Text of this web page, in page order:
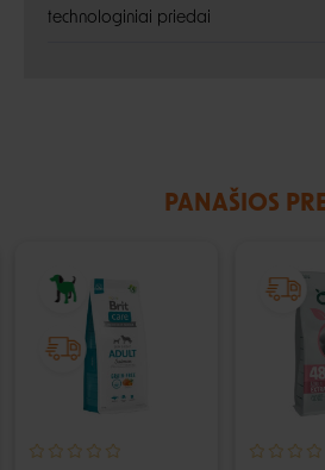
technologiniai priedai
PANAŠIOS